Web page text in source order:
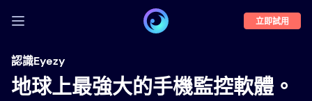
登入
演示
立即試用
認識Eyezy
地球上最強大的手機監控軟體。